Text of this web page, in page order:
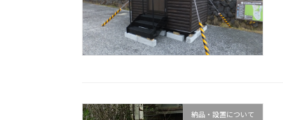
納品・設置について